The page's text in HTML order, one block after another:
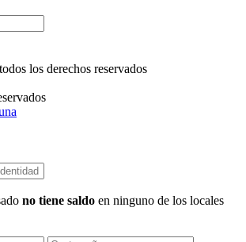
los derechos reservados
no tiene saldo en ninguno de los locales